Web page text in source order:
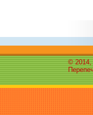
© 2014,